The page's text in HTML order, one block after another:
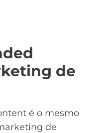
de
é o mesmo
de